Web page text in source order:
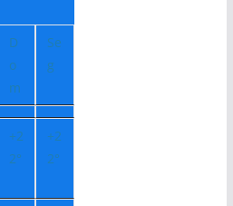
D
o
m
Se
g
+2
2°
+2
2°